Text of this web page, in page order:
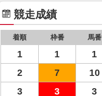
競走成績
着順 枠番 馬番
1 1 1
2
7 10
3
3 3